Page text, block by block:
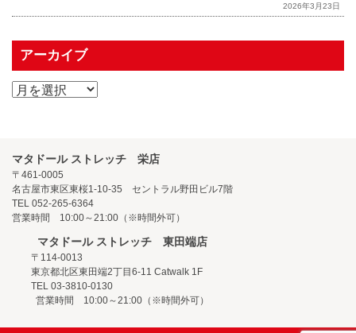
2026年3月23日
アーカイブ
マタドール ストレッチ 栄店
〒461-0005
名古屋市東区東桜1-10-35 セントラル野田ビル7階
TEL 052-265-6364
営業時間 10:00～21:00（※時間外可）
マタドール ストレッチ 東田端店
〒114-0013
東京都北区東田端2丁目6-11 Catwalk 1F
TEL 03-3810-0130
営業時間 10:00～21:00（※時間外可）